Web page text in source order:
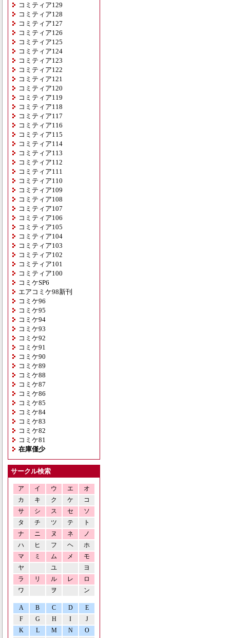
コミティア129
コミティア128
コミティア127
コミティア126
コミティア125
コミティア124
コミティア123
コミティア122
コミティア121
コミティア120
コミティア119
コミティア118
コミティア117
コミティア116
コミティア115
コミティア114
コミティア113
コミティア112
コミティア111
コミティア110
コミティア109
コミティア108
コミティア107
コミティア106
コミティア105
コミティア104
コミティア103
コミティア102
コミティア101
コミティア100
コミケSP6
エアコミケ98新刊
コミケ96
コミケ95
コミケ94
コミケ93
コミケ92
コミケ91
コミケ90
コミケ89
コミケ88
コミケ87
コミケ86
コミケ85
コミケ84
コミケ83
コミケ82
コミケ81
在庫僅少
サークル検索
ア イ ウ エ
オ
カ
キ ク ケ
コ
サ
シ ス セ
ソ
タ
チ ツ テ
ト
ナ
ニ ヌ ネ
ノ
ハ
ヒ フ ヘ
ホ
マ
ミ ム メ
モ
ヤ
ユ
ヨ
ラ
リ ル レ
ロ
ワ
ヲ ン
A B C D
E
F
G H I
J
K
L M N O